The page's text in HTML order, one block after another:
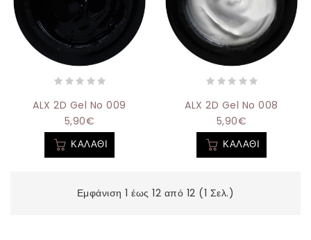
ALX 2D Gel No 009
5,90€
ΚΑΛΆΘΙ
ALX 2D Gel No 008
5,90€
ΚΑΛΆΘΙ
Εμφάνιση 1 έως 12 από 12 (1 Σελ.)